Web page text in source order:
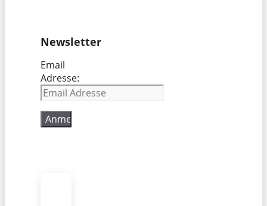
Newsletter
Email
Adresse: